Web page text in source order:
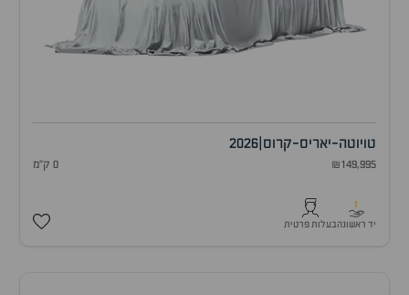
טויוטה-יאריס-קרוס 2026
₪149,995 0 ק"מ
1
יד ראשונהבעלות פרטית